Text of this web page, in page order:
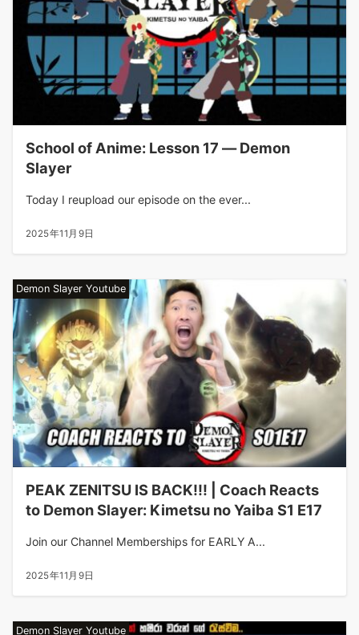
School of Anime: Lesson 17 — Demon
Slayer
Today I reupload our episode on the ever...
2025年11月9日
Demon Slayer Youtube
PEAK ZENITSU IS BACK!!! | Coach Reacts
to Demon Slayer: Kimetsu no Yaiba S1 E17
Join our Channel Memberships for EARLY A...
2025年11月9日
Demon Slayer Youtube